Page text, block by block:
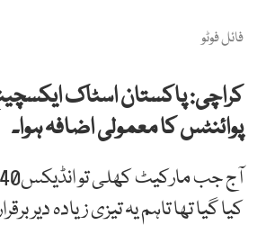
فائل فوٹو
پوائنٹس کا معمولی اضافہ ہوا۔
کیا گیا تھا تاہم یہ تیزی زیادہ دیر برقرار نہ رہ